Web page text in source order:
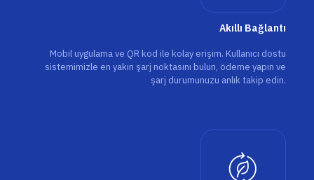
Akıllı Bağlantı
Mobil uygulama ve QR kod ile kolay erişim. Kullanıcı dostu
sistemimizle en yakın şarj noktasını bulun, ödeme yapın ve
şarj durumunuzu anlık takip edin.